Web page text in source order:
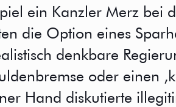
ein Kanzler Merz bei
die Option eines
denkbare
oder einen
Hand diskutierte